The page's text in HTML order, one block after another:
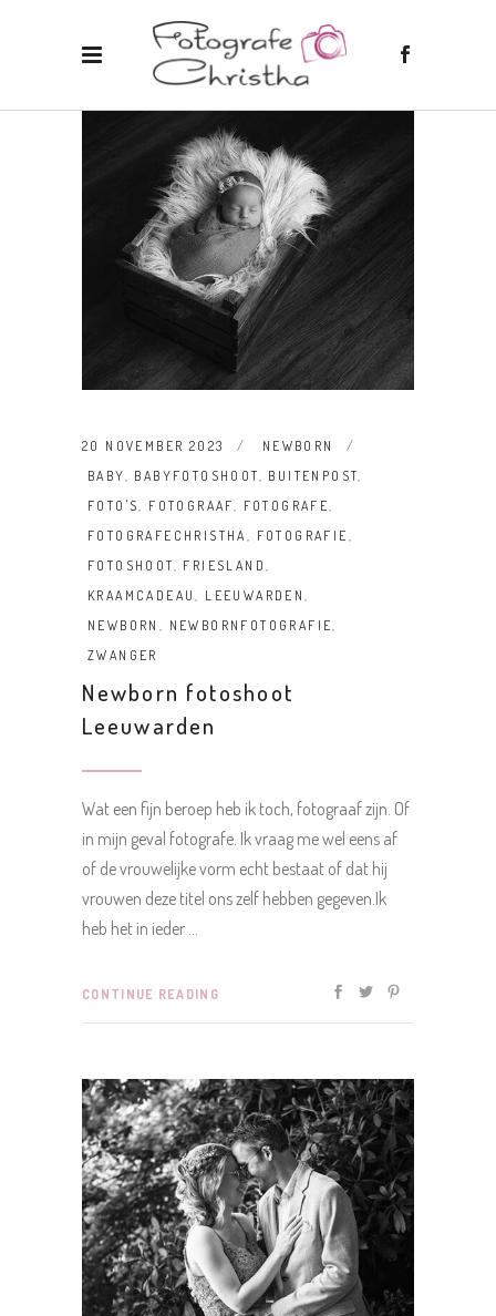
20 NOVEMBER 2023
NEWBORN
BABY, BABYFOTOSHOOT, BUITENPOST,
FOTO'S, FOTOGRAAF, FOTOGRAFE,
FOTOGRAFECHRISTHA, FOTOGRAFIE ,
FOTOSHOOT, FRIESLAND,
KRAAMCADEAU, LEEUWARDEN,
NEWBORN , NEWBORNFOTOGRAFIE,
ZWANGER
Newborn fotoshoot
Leeuwarden
Wat een fijn beroep heb ik toch, fotograaf zijn. Of
in mijn geval fotografe. Ik vraag me wel eens af
of de vrouwelijke vorm echt bestaat of dat hij
vrouwen deze titel ons zelf hebben gegeven.Ik
heb het in ieder
CONTINUE READING